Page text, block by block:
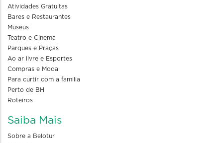
Atividades Gratuitas
Bares e Restaurantes
Museus
Teatro e Cinema
Parques e Praças
Ao ar livre e Esportes
Compras e Moda
Para curtir com a familia
Perto de BH
Roteiros
Saiba Mais
Sobre a Belotur